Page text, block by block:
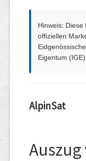
Hinweis: Diese
offiziellen
Eigentum (IGE).
AlpinSat
Auszug